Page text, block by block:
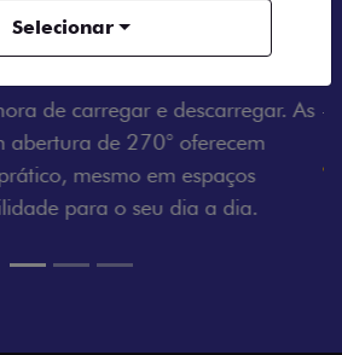
ABERTURA DA PORTA
para o seu
da porta lateral do Novo Ducato
à carga, otimizando tempo e
mais eficiente, onde quer que
Selecionar